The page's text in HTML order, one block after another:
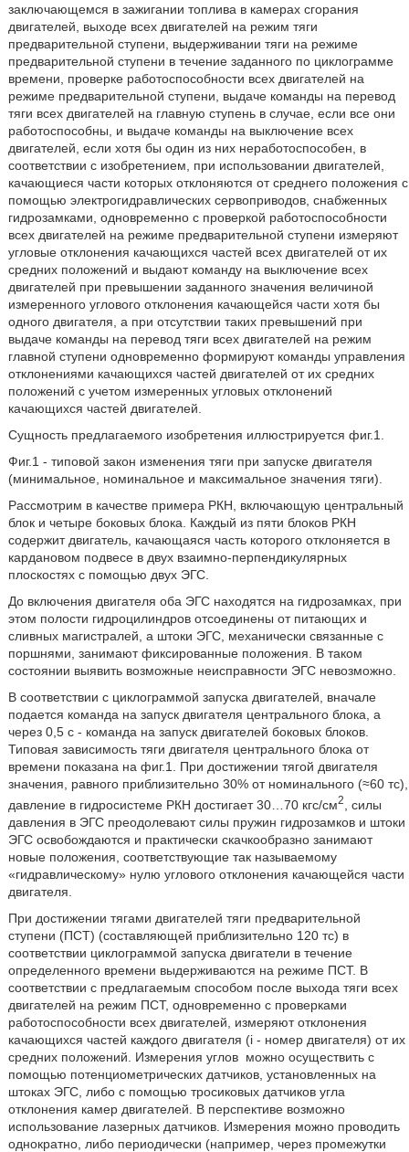
заключающемся в зажигании топлива в камерах сгорания
двигателей, выходе всех двигателей на режим тяги
предварительной ступени, выдерживании тяги на режиме
предварительной ступени в течение заданного по циклограмме
времени, проверке работоспособности всех двигателей на
режиме предварительной ступени, выдаче команды на перевод
тяги всех двигателей на главную ступень в случае, если все они
работоспособны, и выдаче команды на выключение всех
двигателей, если хотя бы один из них неработоспособен, в
соответствии с изобретением, при использовании двигателей,
качающиеся части которых отклоняются от среднего положения с
помощью электрогидравлических сервоприводов, снабженных
гидрозамками, одновременно с проверкой работоспособности
всех двигателей на режиме предварительной ступени измеряют
угловые отклонения качающихся частей всех двигателей от их
средних положений и выдают команду на выключение всех
двигателей при превышении заданного значения величиной
измеренного углового отклонения качающейся части хотя бы
одного двигателя, а при отсутствии таких превышений при
выдаче команды на перевод тяги всех двигателей на режим
главной ступени одновременно формируют команды управления
отклонениями качающихся частей двигателей от их средних
положений с учетом измеренных угловых отклонений
качающихся частей двигателей.
Сущность предлагаемого изобретения иллюстрируется фиг.1.
Фиг.1 - типовой закон изменения тяги при запуске двигателя
(минимальное, номинальное и максимальное значения тяги).
Рассмотрим в качестве примера РКН, включающую центральный
блок и четыре боковых блока. Каждый из пяти блоков РКН
содержит двигатель, качающаяся часть которого отклоняется в
кардановом подвесе в двух взаимно-перпендикулярных
плоскостях с помощью двух ЭГС.
До включения двигателя оба ЭГС находятся на гидрозамках, при
этом полости гидроцилиндров отсоединены от питающих и
сливных магистралей, а штоки ЭГС, механически связанные с
поршнями, занимают фиксированные положения. В таком
состоянии выявить возможные неисправности ЭГС невозможно.
В соответствии с циклограммой запуска двигателей, вначале
подается команда на запуск двигателя центрального блока, а
через 0,5 с - команда на запуск двигателей боковых блоков.
Типовая зависимость тяги двигателя центрального блока от
времени показана на фиг.1. При достижении тягой двигателя
значения, равного приблизительно 30% от номинального (≈60 тс),
давление в гидросистеме РКН достигает 30…70 кгс/см2
, силы
давления в ЭГС преодолевают силы пружин гидрозамков и штоки
ЭГС освобождаются и практически скачкообразно занимают
новые положения, соответствующие так называемому
«гидравлическому» нулю углового отклонения качающейся части
двигателя.
При достижении тягами двигателей тяги предварительной
ступени (ПСТ) (составляющей приблизительно 120 тс) в
соответствии циклограммой запуска двигатели в течение
определенного времени выдерживаются на режиме ПСТ. В
соответствии с предлагаемым способом после выхода тяги всех
двигателей на режим ПСТ, одновременно с проверками
работоспособности всех двигателей, измеряют отклонения
качающихся частей каждого двигателя (i - номер двигателя) от их
средних положений. Измерения углов можно осуществить с
помощью потенциометрических датчиков, установленных на
штоках ЭГС, либо с помощью тросиковых датчиков угла
отклонения камер двигателей. В перспективе возможно
использование лазерных датчиков. Измерения можно проводить
однократно, либо периодически (например, через промежутки